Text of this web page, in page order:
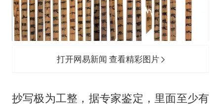
打开网易新闻 查看精彩图片
抄写极为工整，据专家鉴定，里面至少有